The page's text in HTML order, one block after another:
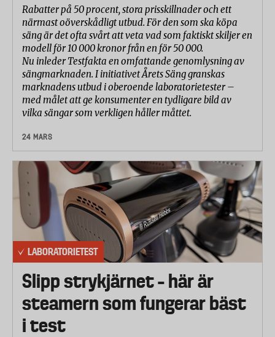
Rabatter på 50 procent, stora prisskillnader och ett
närmast oöverskådligt utbud. För den som ska köpa
säng är det ofta svårt att veta vad som faktiskt skiljer en
modell för 10 000 kronor från en för 50 000.
Nu inleder Testfakta en omfattande genomlysning av
sängmarknaden. I initiativet Årets Säng granskas
marknadens utbud i oberoende laboratorietester –
med målet att ge konsumenter en tydligare bild av
vilka sängar som verkligen håller måttet.
24 MARS
LABORATORIETEST
Slipp strykjärnet – här är
steamern som fungerar bäst
i test